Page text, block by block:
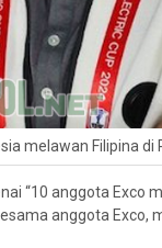
melawan Filipina di
“10 anggota Exco
anggota Exco,